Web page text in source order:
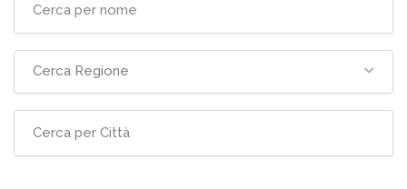
Cerca Regione